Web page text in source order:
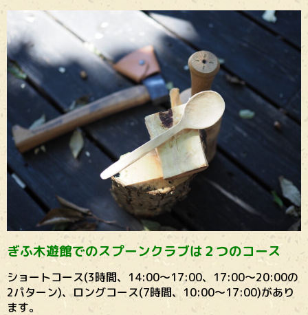
ぎふ木遊館でのスプーンクラブは２つのコース
ショートコース(3時間、14:00〜17:00、17:00〜20:00の
2パターン)、ロングコース(7時間、10:00〜17:00)があり
ます。